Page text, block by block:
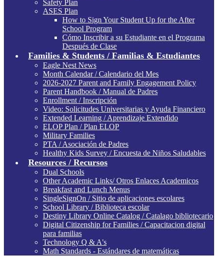
Safety Plan
ASES Plan
How to Sign Your Student Up for the After
School Program
Cómo Inscribir a su Estudiante en el Programa
Después de Clase
Families & Students / Familias & Estudiantes
Eagle Nest News
Month Calendar / Calendario del Mes
2026-2027 Parent and Family Engagement Policy
Parent Handbook / Manual de Padres
Enrollment / Inscripción
Video: Solicitudes Universitarias y Ayuda Financiero
Extended Learning / Aprendizaje Extendido
ELOP Plan / Plan ELOP
Military Families
PTA / Asociación de Padres
Healthy Kids Survey / Encuesta de Niños Saludables
Resources / Recursos
Dual Schools
Other Academic Links/ Otros Enlaces Academicos
Breakfast and Lunch Menus
SingleSignOn / Sitio de aplicaciones escolares
School Library / Biblioteca escolar
Destiny Library Online Catalog / Catalago bibliotecario
Digital Citizenship for Families / Capacitacion digital
para familias
Technology Q & A's
Math Standards - Estándares de matemáticas